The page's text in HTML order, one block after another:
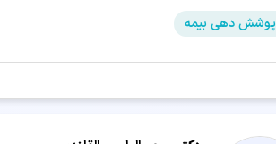
پوشش دهی بیمه